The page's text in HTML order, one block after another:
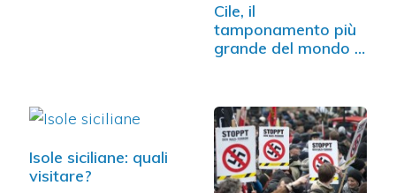
Cile, il
tamponamento più
grande del mondo o
Isole siciliane: quali
visitare?